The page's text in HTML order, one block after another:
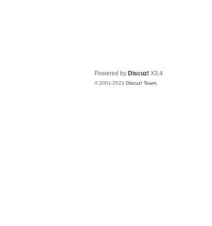
Powered by Discuz! X3.4
© 2001-2023 Discuz! Team